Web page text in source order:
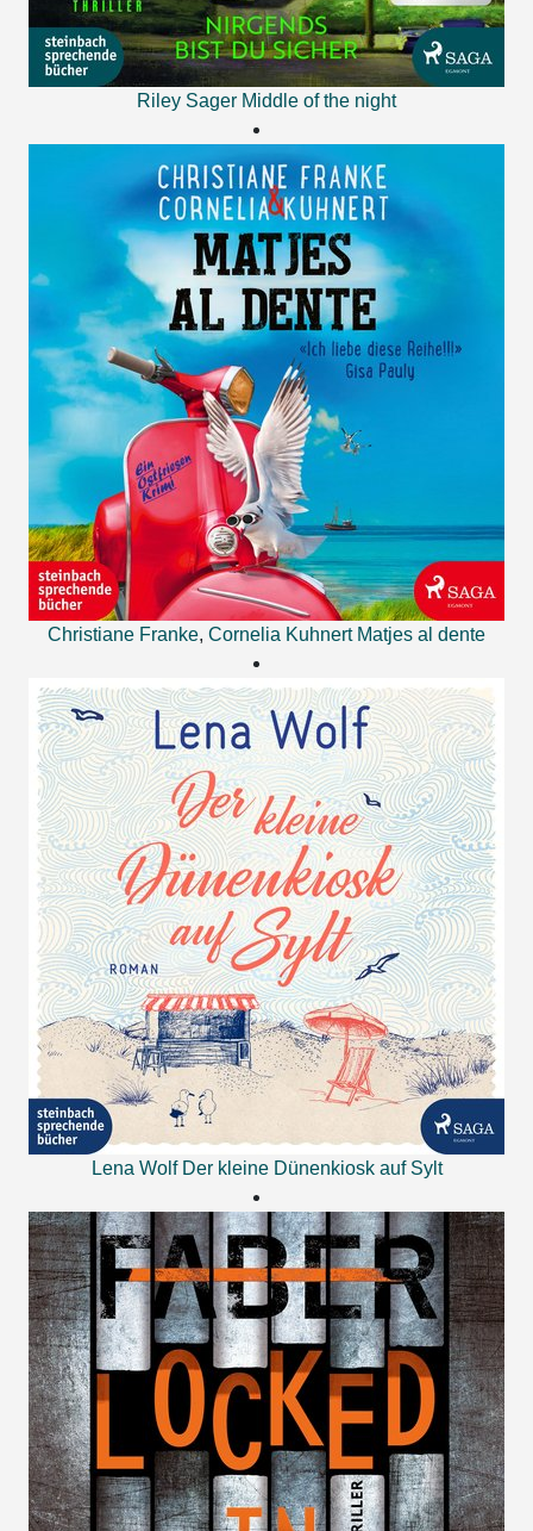
Riley Sager Middle of the night
Christiane Franke, Cornelia Kuhnert Matjes al dente
Lena Wolf Der kleine Dünenkiosk auf Sylt